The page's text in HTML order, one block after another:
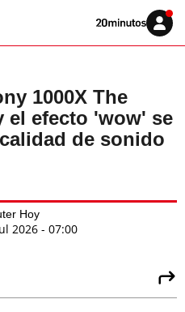
Volver
Iniciar
sesión
1000X The
el efecto 'wow' se
de sonido
Hoy
2026 - 07:00